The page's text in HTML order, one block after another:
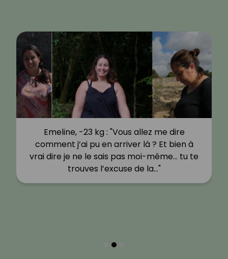
Emeline, -23 kg : "Vous allez me dire
comment j’ai pu en arriver là ? Et bien à
vrai dire je ne le sais pas moi-même… tu te
trouves l’excuse de la…"